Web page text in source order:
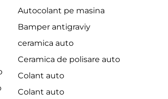
Autocolant pe masina
Bamper antigraviy
ceramica auto
Ceramica de polisare auto
Colant auto
Colant auto